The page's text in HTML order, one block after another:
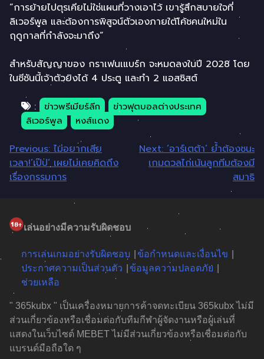
“การย้ายไปตุรเคียไม่ใช่แผนที่วางเอาไว้ เขารู้สึกสบายใจที่
ลิเวอร์พูล และต้องการพิสูจน์ตัวเองภายใต้โค้ชคนใหม่ใน
ฤดูกาลที่กำลังจะมาถึง”
สำหรับสัญญาของ กราเฟนเแบร์ก จะหมดลงในปี 2028 โดย
ในซีซันนี้เจ้าตัวยิงได้ 4 ประตู และทำ 2 แอสซิสต์
:
ข่าวพรีเมียร์ลีก
ข่าวฟุตบอลต่างประเทศ
ลิเวอร์พูล
หงส์แดง
แนะแนว
เรื่อง
Previous: ไม่อยากเสีย
เวลา!’เป๊ป’ เผยไม่เคยคิดถึง
เรื่องกรรมการ
Next: ’อาร์เตต้า’ ยํ้าต้องชนะ
เกมดวลไก่เน้นลูกทีมต้องมี
สมาธิ
เล่นอย่างมีความรับผิดชอบ
การเล่นเกมอย่างรับผิดชอบ
ข้อกำหนดและเงื่อนไข
ประกาศความเป็นส่วนตัว
ข้อมูลความปลอดภัย
ช่วยเหลือ
" 365kubx " เป็นเครื่องหมายการค้าจดทะเบียน 365kubx ไม่มี
ส่วนเกี่ยวข้องหรือเชื่อมต่อกับทีมกีฬาผู้จัดงานหรือผู้เล่นที่
แสดงในเว็บไซต์ MEBET ไม่มีส่วนเกี่ยวข้องหรือเชื่อมต่อกับ
แบรนด์มือถือใด ๆ